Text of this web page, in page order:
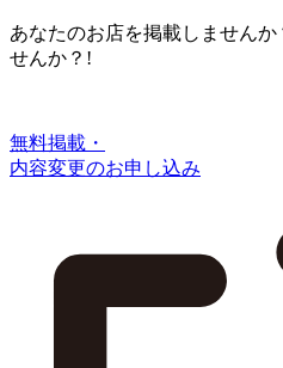
あなたのお店を掲載しませんか
せんか？!
無料掲載・
内容変更のお申し込み